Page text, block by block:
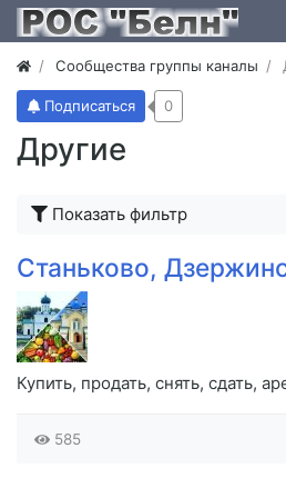
Сообщества группы каналы
Другие
Подписаться 0
Показать фильтр
Станьково,
Купить, продать, снять, сдать,
585